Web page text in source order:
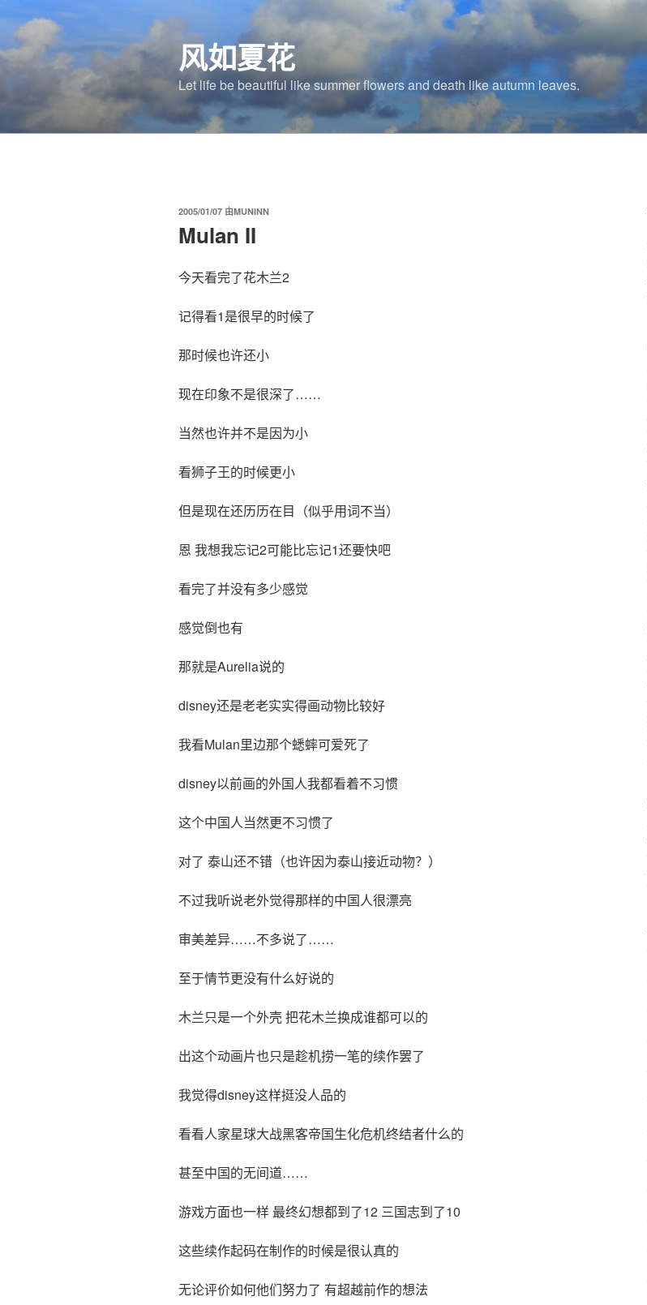
内
容
风如夏花
Let life be beautiful like summer flowers and death like autumn leaves.
发
于
2005/01/07 由MUNINN
Mulan II
今天看完了花木兰2
记得看1是很早的时候了
那时候也许还小
现在印象不是很深了……
当然也许并不是因为小
看狮子王的时候更小
但是现在还历历在目（似乎用词不当）
恩 我想我忘记2可能比忘记1还要快吧
看完了并没有多少感觉
感觉倒也有
那就是Aurelia说的
disney还是老老实实得画动物比较好
我看Mulan里边那个蟋蟀可爱死了
disney以前画的外国人我都看着不习惯
这个中国人当然更不习惯了
对了 泰山还不错（也许因为泰山接近动物？）
不过我听说老外觉得那样的中国人很漂亮
审美差异……不多说了……
至于情节更没有什么好说的
木兰只是一个外壳 把花木兰换成谁都可以的
出这个动画片也只是趁机捞一笔的续作罢了
我觉得disney这样挺没人品的
看看人家星球大战黑客帝国生化危机终结者什么的
甚至中国的无间道……
游戏方面也一样 最终幻想都到了12 三国志到了10
这些续作起码在制作的时候是很认真的
无论评价如何他们努力了 有超越前作的想法